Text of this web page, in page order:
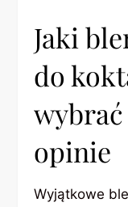
Jaki
do
opinie
Wyjątkowe